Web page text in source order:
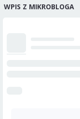
WPIS Z MIKROBLOGA